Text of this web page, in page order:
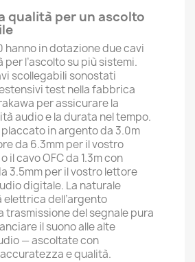
qualità per un ascolto
hanno in dotazione due cavi
l’ascolto su più sistemi.
scollegabili sonostati
test nella fabbrica
per assicurare la
audio e la durata nel tempo.
in argento da 3.0m
da 6.3mm per il vostro
il cavo OFC da 1.3m con
3.5mm per il vostro lettore
digitale. La naturale
dell’argento
trasmissione del segnale pura
il suono alle alte
— ascoltate con
e qualità.